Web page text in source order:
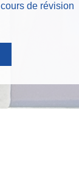
de révision